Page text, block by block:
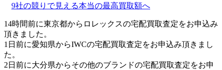
9社の競りで見える本当の最高買取額へ
14時間前に東京都からロレックスの宅配買取査定をお申込み
頂きました。
1日前に愛知県からIWCの宅配買取査定をお申込み頂きまし
た。
2日前に大分県からその他のブランドの宅配買取査定をお申